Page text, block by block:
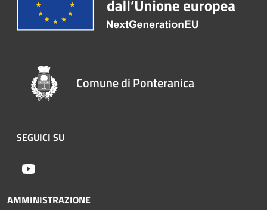
Comune di Ponteranica
SEGUICI SU
AMMINISTRAZIONE